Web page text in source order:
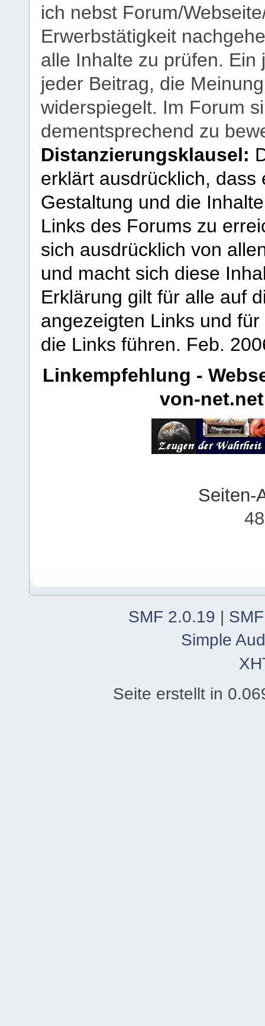
ich nebst Forum/
Erwerbstätigkeit
alle Inhalte zu prüfen.
jeder Beitrag, die
widerspiegelt. Im Forum
dementsprechend zu
Distanzierungsklausel:
erklärt ausdrücklich,
Gestaltung und die
Links des Forums zu
sich ausdrücklich von
und macht sich diese
Erklärung gilt für alle auf
angezeigten Links und
die Links führen. Feb.
Linkempfehlung -
von-net.net
Seiten-
SMF 2.0.19
Simple
Seite erstellt in